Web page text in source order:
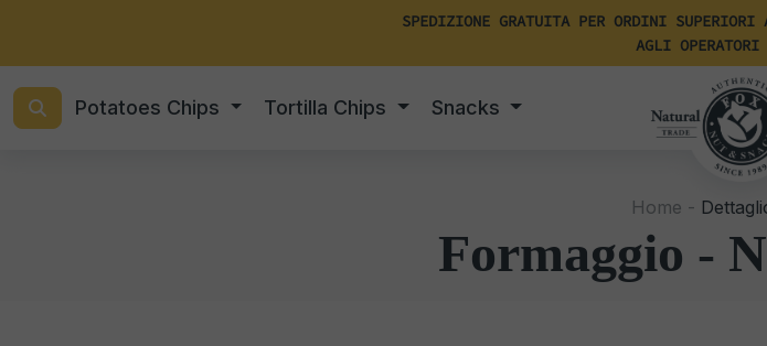
SPEDIZIONE GRATUITA PER ORDINI
AGLI
Potatoes Chips Tortilla Chips Snacks
Home -
Formaggio -